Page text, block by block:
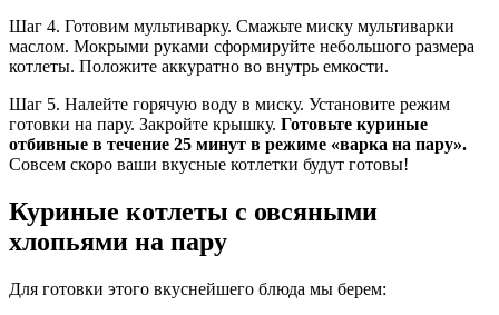
Шаг 4. Готовим мультиварку. Смажьте миску мультиварки
маслом. Мокрыми руками сформируйте небольшого размера
котлеты. Положите аккуратно во внутрь емкости.
Шаг 5. Налейте горячую воду в миску. Установите режим
готовки на пару. Закройте крышку. Готовьте куриные
отбивные в течение 25 минут в режиме «варка на пару».
Совсем скоро ваши вкусные котлетки будут готовы!
Куриные котлеты с овсяными
хлопьями на пару
Для готовки этого вкуснейшего блюда мы берем: